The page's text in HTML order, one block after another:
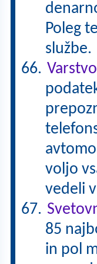
Poleg
službe.
voljo
vedeli
85
in pol